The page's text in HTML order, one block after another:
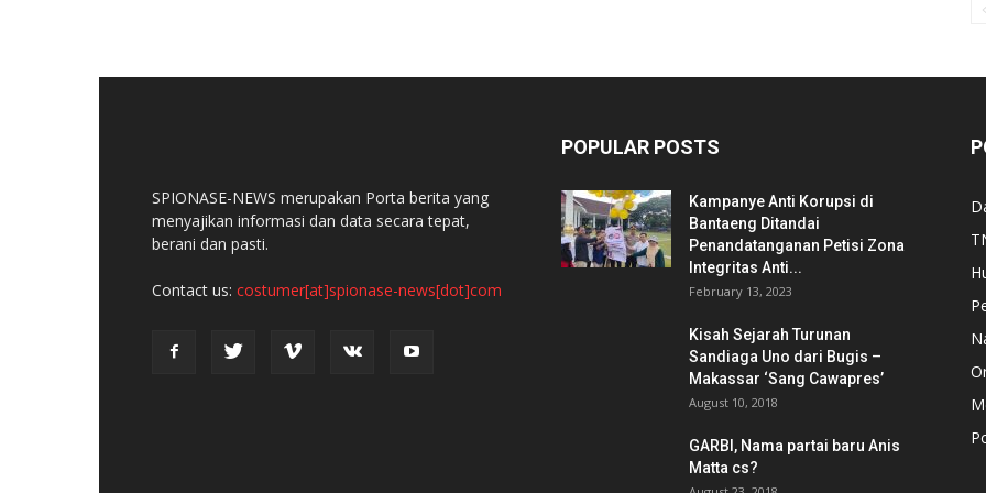
SPIONASE-NEWS merupakan Porta berita yang
menyajikan informasi dan data secara tepat,
berani dan pasti.
Contact us: costumer[at]spionase-news[dot]com
POPULAR POSTS
Kampanye Anti Korupsi di
Bantaeng Ditandai
Penandatanganan Petisi Zona
Integritas Anti...
February 13, 2023
Kisah Sejarah Turunan
Sandiaga Uno dari Bugis –
Makassar ‘Sang Cawapres’
August 10, 2018
GARBI, Nama partai baru Anis
Matta cs?